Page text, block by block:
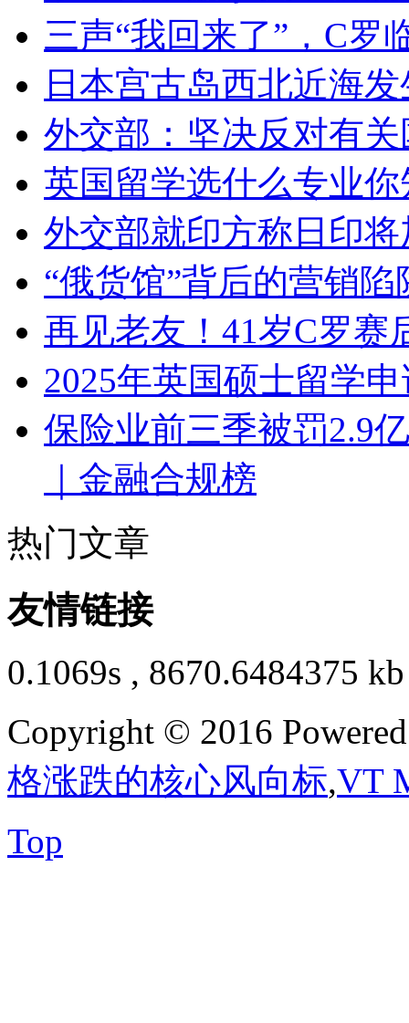
三声“我回来了”，C罗
日本宫古岛西北近海
外交部：坚决反对有
英国留学选什么专业
外交部就印方称日印
“俄货馆”背后的营销
再见老友！41岁C罗赛
2025年英国硕士留学
保险业前三季被罚2.9
｜金融合规榜
热门文章
友情链接
0.1069s , 8670.6484375 kb
Copyright © 2016
格涨跌的核心风向标,VT
Top